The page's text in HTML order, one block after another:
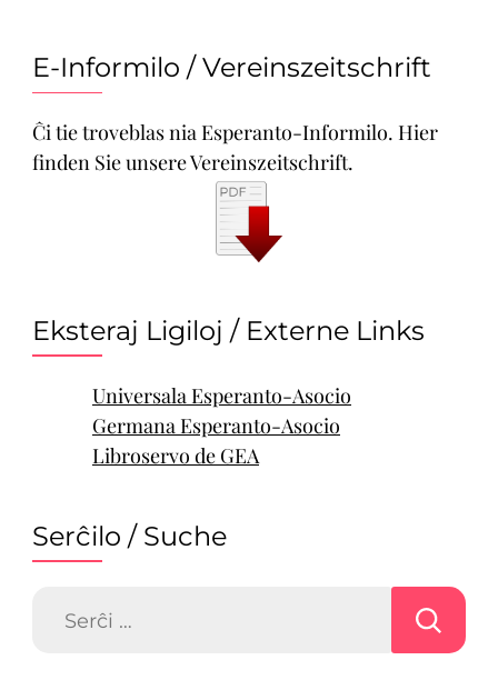
E-Informilo / Vereinszeitschrift
Ĉi tie troveblas nia Esperanto-Informilo. Hier
finden Sie unsere Vereinszeitschrift.
Eksteraj Ligiloj / Externe Links
Universala Esperanto-Asocio
Germana Esperanto-Asocio
Libroservo de GEA
Serĉilo / Suche